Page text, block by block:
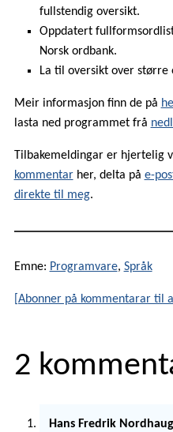
fullstendig oversikt.
Oppdatert
Norsk ordbank.
La til oversikt over
Meir informasjon finn de på
lasta ned programmet frå
Tilbakemeldingar er hjertelig
kommentarher, delta på e-
direkte til meg.
Emne: Programvare, Språk
[Abonner på kommentarar til
2
Hans Fredrik Nordhaug